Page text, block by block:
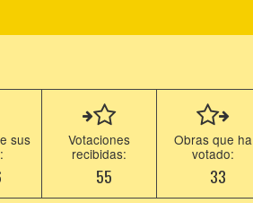
sus
Votaciones
recibidas:
55
Obras que ha
votado:
33